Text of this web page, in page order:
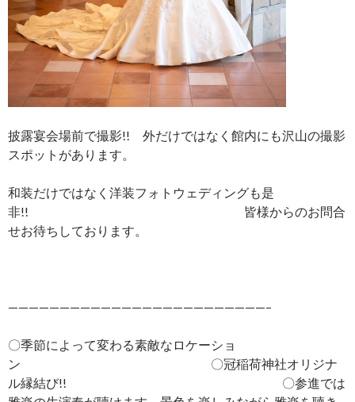
披露宴会場前で撮影!! 外だけではなく館内にも沢山の撮影
スポットがあります。
和装だけではなく洋装フォトウェディングも是
非!! 皆様からのお問合
せお待ちしております。
—————————————————————————–
〇季節によって変わる素敵なロケーショ
ン 〇冠稲荷神社オリジナ
ル縁結び!! 〇参進では